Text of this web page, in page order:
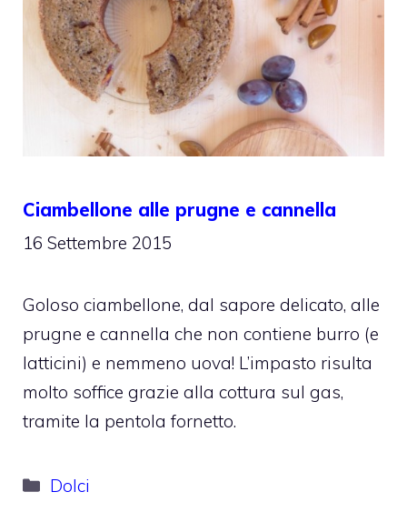
Ciambellone alle prugne e cannella
16 Settembre 2015
Goloso ciambellone, dal sapore delicato, alle
prugne e cannella che non contiene burro (e
latticini) e nemmeno uova! L’impasto risulta
molto soffice grazie alla cottura sul gas,
tramite la pentola fornetto.
Categorie
Dolci